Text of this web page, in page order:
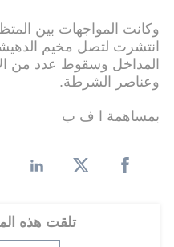
وكانت المواجهات بين
انتشرت لتصل مخيم
المداخل وسقوط عدد من
وعناصر الشرطة.
بمساهمة ا ف ب
تلقت هذه المقالة